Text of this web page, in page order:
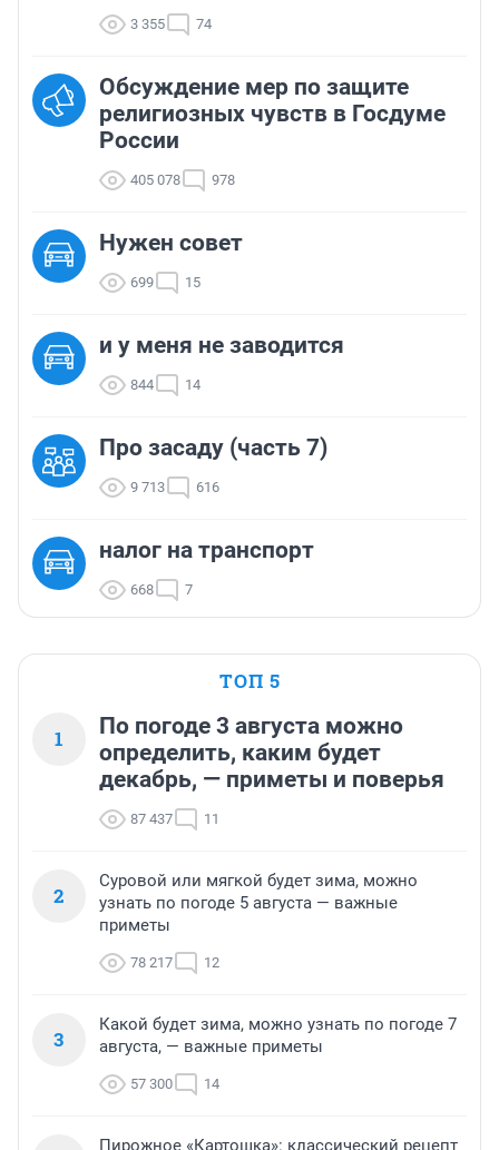
3 355 74
Обсуждение мер по защите
религиозных чувств в Госдуме
России
405 078 978
Нужен совет
699 15
и у меня не заводится
844 14
Про засаду (часть 7)
9 713 616
налог на транспорт
668 7
ТОП 5
1
По погоде 3 августа можно
определить, каким будет
декабрь, — приметы и поверья
87 437 11
2
Суровой или мягкой будет зима, можно
узнать по погоде 5 августа — важные
приметы
78 217 12
3
Какой будет зима, можно узнать по погоде 7
августа, — важные приметы
57 300 14
Пирожное «Картошка»: классический рецепт